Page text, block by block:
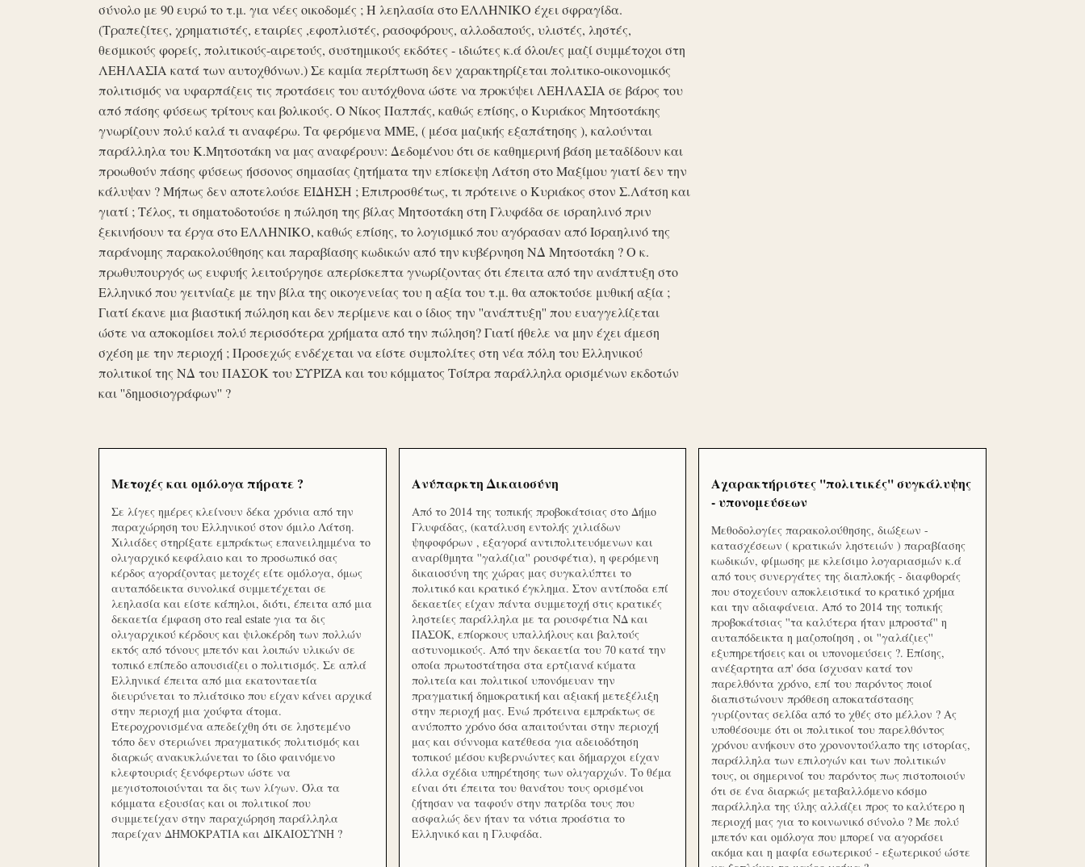
σύνολο με 90 ευρώ το τ.μ. για νέες οικοδομές ; Η λεηλασία στο ΕΛΛΗΝΙΚΟ έχει σφραγίδα.
(Τραπεζίτες, χρηματιστές, εταιρίες ,εφοπλιστές, ρασοφόρους, αλλοδαπούς, υλιστές, ληστές,
θεσμικούς φορείς, πολιτικούς-αιρετούς, συστημικούς εκδότες - ιδιώτες κ.ά όλοι/ες μαζί συμμέτοχοι στη
ΛΕΗΛΑΣΙΑ κατά των αυτοχθόνων.) Σε καμία περίπτωση δεν χαρακτηρίζεται πολιτικο-οικονομικός
πολιτισμός να υφαρπάζεις τις προτάσεις του αυτόχθονα ώστε να προκύψει ΛΕΗΛΑΣΙΑ σε βάρος του
από πάσης φύσεως τρίτους και βολικούς. Ο Νίκος Παππάς, καθώς επίσης, ο Κυριάκος Μητσοτάκης
γνωρίζουν πολύ καλά τι αναφέρω. Τα φερόμενα ΜΜΕ, ( μέσα μαζικής εξαπάτησης ), καλούνται
παράλληλα του Κ.Μητσοτάκη να μας αναφέρουν: Δεδομένου ότι σε καθημερινή βάση μεταδίδουν και
προωθούν πάσης φύσεως ήσσονος σημασίας ζητήματα την επίσκεψη Λάτση στο Μαξίμου γιατί δεν την
κάλυψαν ? Μήπως δεν αποτελούσε ΕΙΔΗΣΗ ; Επιπροσθέτως, τι πρότεινε ο Κυριάκος στον Σ.Λάτση και
γιατί ; Τέλος, τι σηματοδοτούσε η πώληση της βίλας Μητσοτάκη στη Γλυφάδα σε ισραηλινό πριν
ξεκινήσουν τα έργα στο ΕΛΛΗΝΙΚΟ, καθώς επίσης, το λογισμικό που αγόρασαν από Ισραηλινό της
παράνομης παρακολούθησης και παραβίασης κωδικών από την κυβέρνηση ΝΔ Μητσοτάκη ? Ο κ.
πρωθυπουργός ως ευφυής λειτούργησε απερίσκεπτα γνωρίζοντας ότι έπειτα από την ανάπτυξη στο
Ελληνικό που γειτνίαζε με την βίλα της οικογενείας του η αξία του τ.μ. θα αποκτούσε μυθική αξία ;
Γιατί έκανε μια βιαστική πώληση και δεν περίμενε και ο ίδιος την ''ανάπτυξη'' που ευαγγελίζεται
ώστε να αποκομίσει πολύ περισσότερα χρήματα από την πώληση? Γιατί ήθελε να μην έχει άμεση
σχέση με την περιοχή ; Προσεχώς ενδέχεται να είστε συμπολίτες στη νέα πόλη του Ελληνικού
πολιτικοί της ΝΔ του ΠΑΣΟΚ του ΣΥΡΙΖΑ και του κόμματος Τσίπρα παράλληλα ορισμένων εκδοτών
και ''δημοσιογράφων'' ?
Μετοχές και ομόλογα πήρατε ?
Σε λίγες ημέρες κλείνουν δέκα χρόνια από την
παραχώρηση του Ελληνικού στον όμιλο Λάτση.
Χιλιάδες στηρίξατε εμπράκτως επανειλημμένα το
ολιγαρχικό κεφάλαιο και το προσωπικό σας
κέρδος αγοράζοντας μετοχές είτε ομόλογα, όμως
αυταπόδεικτα συνολικά συμμετέχεται σε
λεηλασία και είστε κάπηλοι, διότι, έπειτα από μια
δεκαετία έμφαση στο real estate για τα δις
ολιγαρχικού κέρδους και ψιλοκέρδη των πολλών
εκτός από τόνους μπετόν και λοιπών υλικών σε
τοπικό επίπεδο απουσιάζει ο πολιτισμός. Σε απλά
Ελληνικά έπειτα από μια εκατονταετία
διευρύνεται το πλιάτσικο που είχαν κάνει αρχικά
στην περιοχή μια χούφτα άτομα.
Ετεροχρονισμένα απεδείχθη ότι σε ληστεμένο
τόπο δεν στεριώνει πραγματικός πολιτισμός και
διαρκώς ανακυκλώνεται το ίδιο φαινόμενο
κλεφτουριάς ξενόφερτων ώστε να
μεγιστοποιούνται τα δις των λίγων. Όλα τα
κόμματα εξουσίας και οι πολιτικοί που
συμμετείχαν στην παραχώρηση παράλληλα
παρείχαν ΔΗΜΟΚΡΑΤΙΑ και ΔΙΚΑΙΟΣΥΝΗ ?
Ανύπαρκτη Δικαιοσύνη
Από το 2014 της τοπικής προβοκάτσιας στο Δήμο
Γλυφάδας, (κατάλυση εντολής χιλιάδων
ψηφοφόρων , εξαγορά αντιπολιτευόμενων και
αναρίθμητα ''γαλάζια'' ρουσφέτια), η φερόμενη
δικαιοσύνη της χώρας μας συγκαλύπτει το
πολιτικό και κρατικό έγκλημα. Στον αντίποδα επί
δεκαετίες είχαν πάντα συμμετοχή στις κρατικές
ληστείες παράλληλα με τα ρουσφέτια ΝΔ και
ΠΑΣΟΚ, επίορκους υπαλλήλους και βαλτούς
αστυνομικούς. Από την δεκαετία του 70 κατά την
οποία πρωτοστάτησα στα ερτζιανά κύματα
πολιτεία και πολιτικοί υπονόμευαν την
πραγματική δημοκρατική και αξιακή μετεξέλιξη
στην περιοχή μας. Ενώ πρότεινα εμπράκτως σε
ανύποπτο χρόνο όσα απαιτούνται στην περιοχή
μας και σύννομα κατέθεσα για αδειοδότηση
τοπικού μέσου κυβερνώντες και δήμαρχοι είχαν
άλλα σχέδια υπηρέτησης των ολιγαρχών. Το θέμα
είναι ότι έπειτα του θανάτου τους ορισμένοι
ζήτησαν να ταφούν στην πατρίδα τους που
ασφαλώς δεν ήταν τα νότια προάστια το
Ελληνικό και η Γλυφάδα.
Αχαρακτήριστες ''πολιτικές'' συγκάλυψης
- υπονομεύσεων
Μεθοδολογίες παρακολούθησης, διώξεων -
κατασχέσεων ( κρατικών ληστειών ) παραβίασης
κωδικών, φίμωσης με κλείσιμο λογαριασμών κ.ά
από τους συνεργάτες της διαπλοκής - διαφθοράς
που στοχεύουν αποκλειστικά το κρατικό χρήμα
και την αδιαφάνεια. Από το 2014 της τοπικής
προβοκάτσιας ''τα καλύτερα ήταν μπροστά'' η
αυταπόδεικτα η μαζοποίηση , οι ''γαλάζιες''
εξυπηρετήσεις και οι υπονομεύσεις ?. Επίσης,
ανέξαρτητα απ' όσα ίσχυσαν κατά τον
παρελθόντα χρόνο, επί του παρόντος ποιοί
διαπιστώνουν πρόθεση αποκατάστασης
γυρίζοντας σελίδα από το χθές στο μέλλον ? Ας
υποθέσουμε ότι οι πολιτικοί του παρελθόντος
χρόνου ανήκουν στο χρονοντούλαπο της ιστορίας,
παράλληλα των επιλογών και των πολιτικών
τους, οι σημερινοί του παρόντος πως πιστοποιούν
ότι σε ένα διαρκώς μεταβαλλόμενο κόσμο
παράλληλα της ύλης αλλάζει προς το καλύτερο η
περιοχή μας για το κοινωνικό σύνολο ? Με πολύ
μπετόν και ομόλογα που μπορεί να αγοράσει
ακόμα και η μαφία εσωτερικού - εξωτερικού ώστε